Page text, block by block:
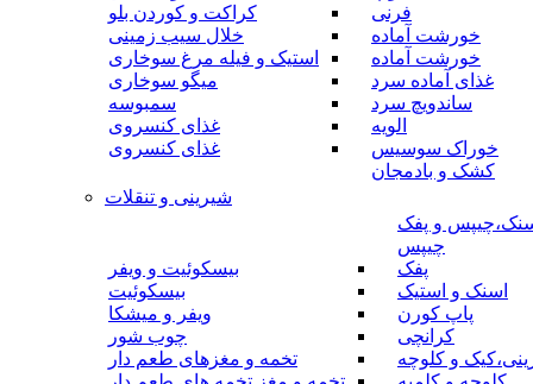
فرنی
خورشت آماده
خورشت آماده
غذای آماده سرد
ساندویچ سرد
الویه
خوراک سوسیس
کشک و بادمجان
کراکت و کوردن بلو
خلال سیب زمینی
استیک و فیله مرغ سوخاری
میگو سوخاری
سمبوسه
غذای کنسروی
غذای کنسروی
شیرینی و تنقلات
و پفک
چیپس
پفک
اسنک و استیک
پاپ کورن
کرانچی
و کلوچه
بیسکوئیت و ویفر
بیسکوئیت
ویفر و میشکا
چوب شور
تخمه و مغزهای طعم دار